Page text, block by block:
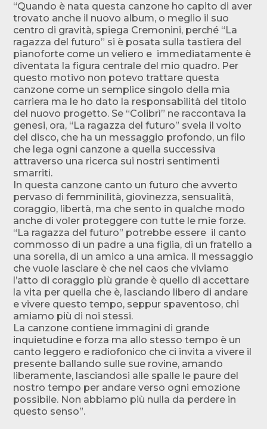
“Quando è nata questa canzone ho capito di aver
trovato anche il nuovo album, o meglio il suo
centro di gravità, spiega Cremonini, perché “La
ragazza del futuro” si è posata sulla tastiera del
pianoforte come un veliero e immediatamente è
diventata la figura centrale del mio quadro. Per
questo motivo non potevo trattare questa
canzone come un semplice singolo della mia
carriera ma le ho dato la responsabilità del titolo
del nuovo progetto. Se “Colibrì” ne raccontava la
genesi, ora, “La ragazza del futuro” svela il volto
del disco, che ha un messaggio profondo, un filo
che lega ogni canzone a quella successiva
attraverso una ricerca sui nostri sentimenti
smarriti.
In questa canzone canto un futuro che avverto
pervaso di femminilità, giovinezza, sensualità,
coraggio, libertà, ma che sento in qualche modo
anche di voler proteggere con tutte le mie forze.
“La ragazza del futuro” potrebbe essere il canto
commosso di un padre a una figlia, di un fratello a
una sorella, di un amico a una amica. Il messaggio
che vuole lasciare è che nel caos che viviamo
l’atto di coraggio più grande è quello di accettare
la vita per quella che è, lasciando libero di andare
e vivere questo tempo, seppur spaventoso, chi
amiamo più di noi stessi.
La canzone contiene immagini di grande
inquietudine e forza ma allo stesso tempo è un
canto leggero e radiofonico che ci invita a vivere il
presente ballando sulle sue rovine, amando
liberamente, lasciandosi alle spalle le paure del
nostro tempo per andare verso ogni emozione
possibile. Non abbiamo più nulla da perdere in
questo senso”.